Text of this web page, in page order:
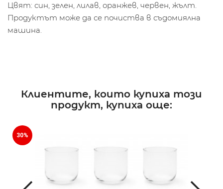
Цвят: син, зелен, лилав, оранжев, червен, жълт.
Продуктът може да се почиства в съдомиялна
машина.
Клиентите, които купиха този
продукт, купиха още:
30%